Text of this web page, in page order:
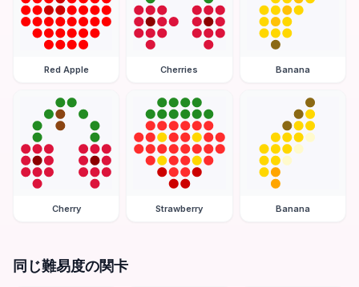
Red Apple Cherries Banana
Cherry Strawberry Banana
同じ難易度の関卡